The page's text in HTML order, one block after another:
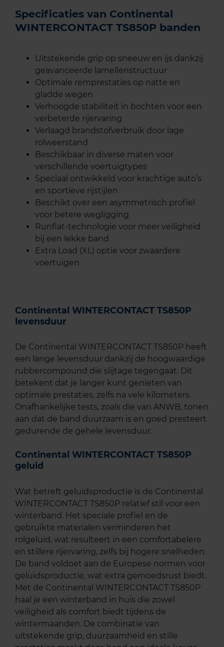
Specificaties van Continental
WINTERCONTACT TS850P banden
Uitstekende grip op sneeuw en ijs dankzij
geavanceerde lamellenstructuur
Optimale remprestaties op natte en
gladde wegen
Verhoogde stabiliteit in bochten voor een
verbeterde rijervaring
Verlaagd brandstofverbruik door lage
rolweerstand
Beschikbaar in diverse maten voor
verschillende voertuigtypes
Speciaal ontwikkeld voor krachtige auto’s
en sportieve rijstijlen
Beschikt over een asymmetrisch profiel
voor betere wegligging
Runflat-technologie voor meer veiligheid
bij een lekke band
Extra Load (XL) optie voor zwaardere
voertuigen
Continental WINTERCONTACT TS850P
levensduur
De Continental WINTERCONTACT TS850P heeft
een lange levensduur dankzij de hoogwaardige
rubbercompound die slijtage tegengaat. Dit
betekent dat je langer kunt genieten van
optimale prestaties, zelfs na vele kilometers.
Onafhankelijke tests, zoals die van ANWB, tonen
aan dat de band duurzaam is en goed presteert
gedurende de gehele levensduur.
Continental WINTERCONTACT TS850P
geluid
Wat betreft geluidsproductie is de Continental
WINTERCONTACT TS850P relatief stil voor een
winterband. Het speciale profiel en de
gebruikte materialen verminderen het
rolgeluid, wat resulteert in een comfortabelere
en stillere rijervaring, zelfs bij hogere snelheden.
De band voldoet aan de Europese normen voor
geluidsproductie, wat extra gemoedsrust biedt.
Met de Continental WINTERCONTACT TS850P
haal je een winterband in huis die zowel
veiligheid als comfort biedt tijdens de
wintermaanden. De combinatie van
uitstekende grip, duurzaamheid en stille